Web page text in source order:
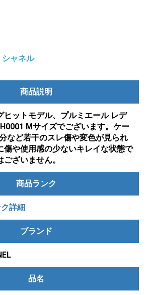
シャネル
商品説明
ヒットモデル、プルミエール レデ
Mサイズでございます。ケー
など若干のスレ傷や変色が見られ
傷や使用感の少ないキレイな状態で
ざいません。
商品ランク
詳細
ブランド
品名